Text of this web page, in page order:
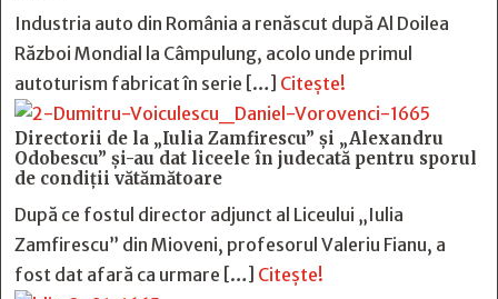
Industria auto din România a renăscut după Al Doilea
Război Mondial la Câmpulung, acolo unde primul
autoturism fabricat în serie […] Citește!
Directorii de la „Iulia Zamfirescu” și „Alexandru
Odobescu” și-au dat liceele în judecată pentru sporul
de condiții vătămătoare
După ce fostul director adjunct al Liceului „Iulia
Zamfirescu” din Mioveni, profesorul Valeriu Fianu, a
fost dat afară ca urmare […] Citește!